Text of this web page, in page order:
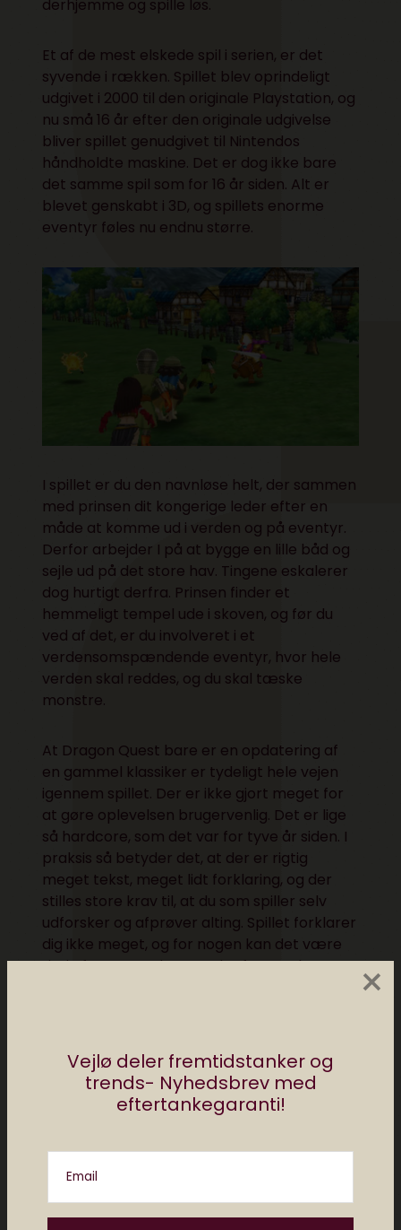
Vejlø deler fremtidstanker og
trends- Nyhedsbrev med
eftertankegaranti!
Email
×
derhjemme og spille løs.
Et af de mest elskede spil i serien, er det
syvende i rækken. Spillet blev oprindeligt
udgivet i 2000 til den originale Playstation, og
nu små 16 år efter den originale udgivelse
bliver spillet genudgivet til Nintendos
håndholdte maskine. Det er dog ikke bare
det samme spil som for 16 år siden. Alt er
blevet genskabt i 3D, og spillets enorme
eventyr føles nu endnu større.
I spillet er du den navnløse helt, der sammen
med prinsen dit kongerige leder efter en
måde at komme ud i verden og på eventyr.
Derfor arbejder I på at bygge en lille båd og
sejle ud på det store hav. Tingene eskalerer
dog hurtigt derfra. Prinsen finder et
hemmeligt tempel ude i skoven, og før du
ved af det, er du involveret i et
verdensomspændende eventyr, hvor hele
verden skal reddes, og du skal tæske
monstre.
At Dragon Quest bare er en opdatering af
en gammel klassiker er tydeligt hele vejen
igennem spillet. Der er ikke gjort meget for
at gøre oplevelsen brugervenlig. Det er lige
så hardcore, som det var for tyve år siden. I
praksis så betyder det, at der er rigtig
meget tekst, meget lidt forklaring, og der
stilles store krav til, at du som spiller selv
udforsker og afprøver alting. Spillet forklarer
dig ikke meget, og for nogen kan det være
rigtig frustrerende, men det forstærker